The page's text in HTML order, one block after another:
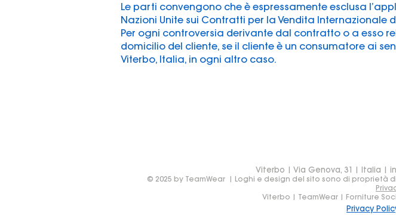
Le parti convengono che è espressamente esclusa
Nazioni Unite sui Contratti per la Vendita Internazionale
Per ogni controversia derivante dal contratto o a esso
domicilio del cliente, se il cliente è un consumatore ai
Viterbo, Italia, in ogni altro caso.
Viterbo | Via Genova, 31 | Italia |
© 2025 by TeamWear | Loghi e design del sito sono di proprietà
Viterbo | TeamWear | Forniture
Privacy